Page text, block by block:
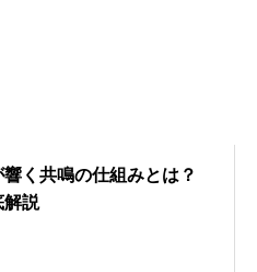
く共鳴の仕組みとは？
解説